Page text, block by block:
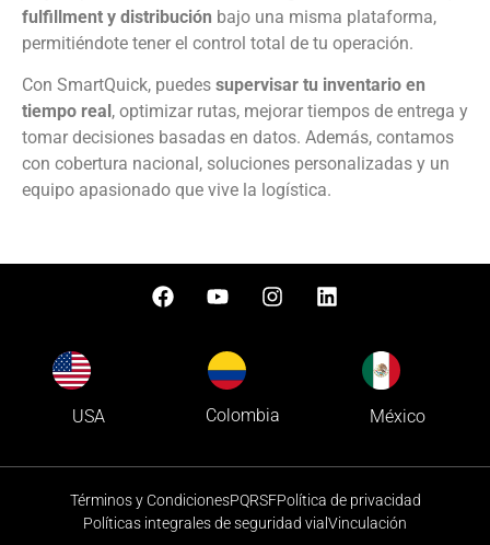
fulfillment y distribución bajo una misma plataforma,
permitiéndote tener el control total de tu operación.
Con SmartQuick, puedes supervisar tu inventario en
tiempo real , optimizar rutas, mejorar tiempos de entrega y
tomar decisiones basadas en datos. Además, contamos
con cobertura nacional, soluciones personalizadas y un
equipo apasionado que vive la logística.
USA Colombia México
Términos y CondicionesPQRSFPolítica de privacidad
Políticas integrales de seguridad vial Vinculación